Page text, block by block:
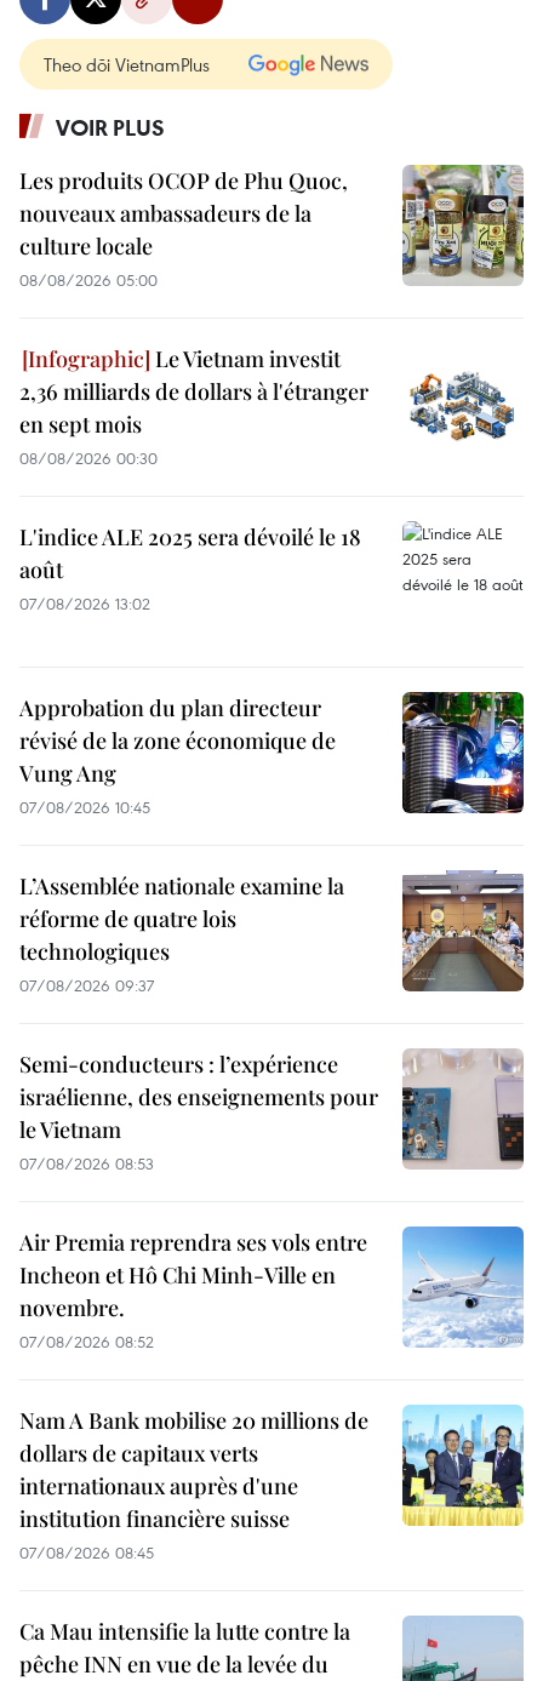
Theo dõi VietnamPlus
VOIR PLUS
Les produits OCOP de Phu Quoc,
nouveaux ambassadeurs de la
culture locale
08/08/2026 05:00
Le Vietnam investit
2,36 milliards de dollars à l'étranger
en sept mois
08/08/2026 00:30
L'indice ALE 2025 sera dévoilé le 18
août
07/08/2026 13:02
Approbation du plan directeur
révisé de la zone économique de
Vung Ang
07/08/2026 10:45
L’Assemblée nationale examine la
réforme de quatre lois
technologiques
07/08/2026 09:37
Semi-conducteurs : l’expérience
israélienne, des enseignements pour
le Vietnam
07/08/2026 08:53
Air Premia reprendra ses vols entre
Incheon et Hô Chi Minh-Ville en
novembre.
07/08/2026 08:52
Nam A Bank mobilise 20 millions de
dollars de capitaux verts
internationaux auprès d'une
institution financière suisse
07/08/2026 08:45
Ca Mau intensifie la lutte contre la
pêche INN en vue de la levée du